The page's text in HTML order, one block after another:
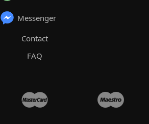
Messenger
Contact
FAQ